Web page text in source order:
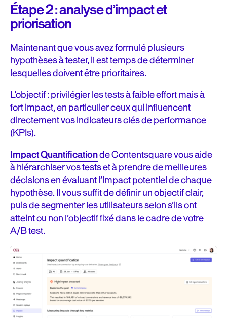
Étape 2 : analyse d’impact et
priorisation
Maintenant que vous avez formulé plusieurs
hypothèses à tester, il est temps de déterminer
lesquelles doivent être prioritaires.
L’objectif : privilégier les tests à faible effort mais à
fort impact, en particulier ceux qui influencent
directement vos indicateurs clés de performance
(KPIs).
Impact Quantificationde Contentsquare vous aide
à hiérarchiser vos tests et à prendre de meilleures
décisions en évaluant l’impact potentiel de chaque
hypothèse. Il vous suffit de définir un objectif clair,
puis de segmenter les utilisateurs selon s’ils ont
atteint ou non l’objectif fixé dans le cadre de votre
A/B test.